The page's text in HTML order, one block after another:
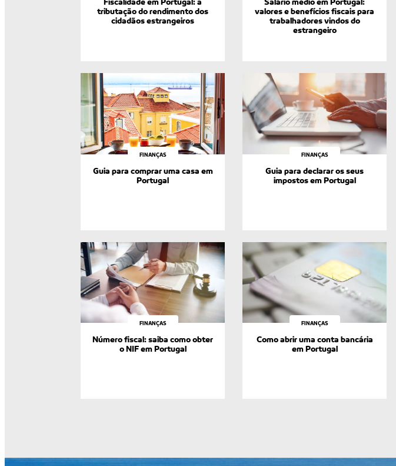
tributação do rendimento dos
cidadãos estrangeiros
valores e benefícios fiscais para
trabalhadores vindos do
estrangeiro
FINANÇAS
Guia para comprar uma casa em
Portugal
FINANÇAS
Guia para declarar os seus
impostos em Portugal
FINANÇAS
Número fiscal: saiba como obter
o NIF em Portugal
FINANÇAS
Como abrir uma conta bancária
em Portugal